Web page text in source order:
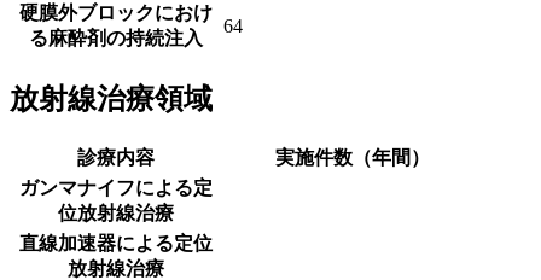
硬膜外ブロックにおけ
る麻酔剤の持続注入
64
放射線治療領域
診療内容
実施件数（年間）
ガンマナイフによる定
位放射線治療
直線加速器による定位
放射線治療